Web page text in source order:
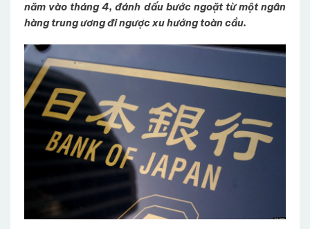
năm vào tháng 4, đánh dấu bước ngoặt từ một ngân
hàng trung ương đi ngược xu hướng toàn cầu.